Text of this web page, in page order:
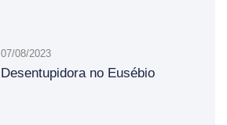
07/08/2023
Desentupidora no Eusébio